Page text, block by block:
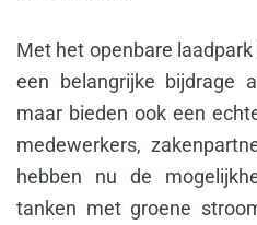
Met het openbare laadpark
een belangrijke bijdrage
maar bieden ook een
medewerkers,
hebben nu de
tanken met groene